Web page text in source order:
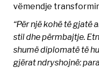
vëmendje
“Për një kohë të gjatë
stil dhe përmbajtje.
shumë diplomatë të
gjërat ndryshojnë: